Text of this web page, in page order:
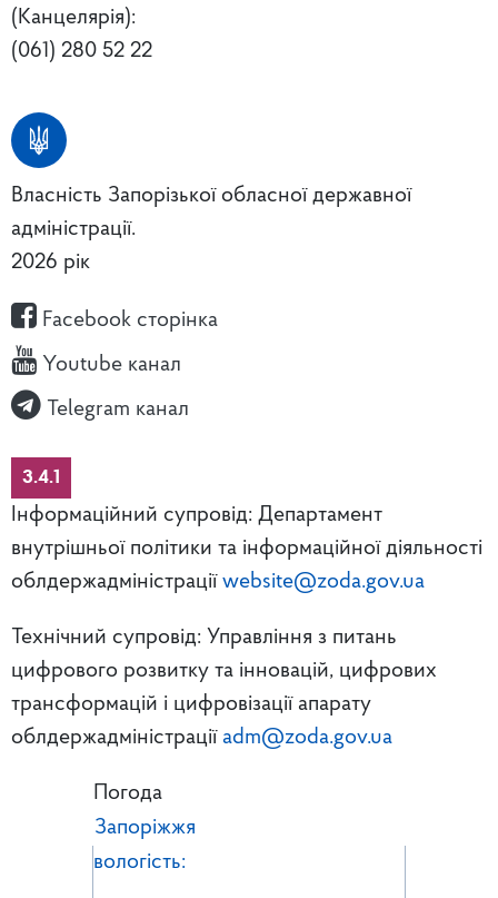
(Канцелярія):
(061) 280 52 22
Власність Запорізької обласної державної
адміністрації.
2026 рік
Facebook сторінка
Youtube канал
Telegram канал
3.4.1
Інформаційний супровід: Департамент
внутрішньої політики та інформаційної діяльності
облдержадміністрації website@zoda.gov.ua
Технічний супровід: Управління з питань
цифрового розвитку та інновацій, цифрових
трансформацій і цифровізації апарату
облдержадміністрації adm@zoda.gov.ua
Погода
Запоріжжя
вологість: